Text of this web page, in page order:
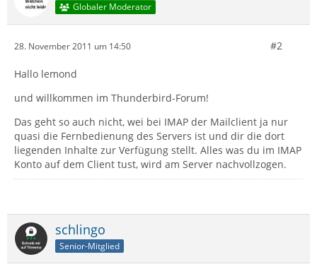
Globaler Moderator
28. November 2011 um 14:50 #2
Hallo lemond
und willkommen im Thunderbird-Forum!
Das geht so auch nicht, wei bei IMAP der Mailclient ja nur
quasi die Fernbedienung des Servers ist und dir die dort
liegenden Inhalte zur Verfügung stellt. Alles was du im IMAP
Konto auf dem Client tust, wird am Server nachvollzogen.
schlingo
Senior-Mitglied